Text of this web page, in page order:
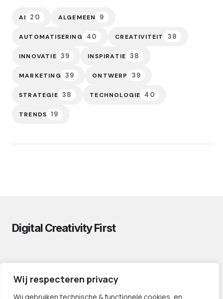
Wij respecteren privacy
Wij gebruiken technische & functionele cookies, en
AI 20 ALGEMEEN 9
AUTOMATISERING 40 CREATIVITEIT 38
INNOVATIE 39 INSPIRATIE 38
MARKETING 39 ONTWERP 39
STRATEGIE 38 TECHNOLOGIE 40
TRENDS 19
Digital Creativity First
CONTACT